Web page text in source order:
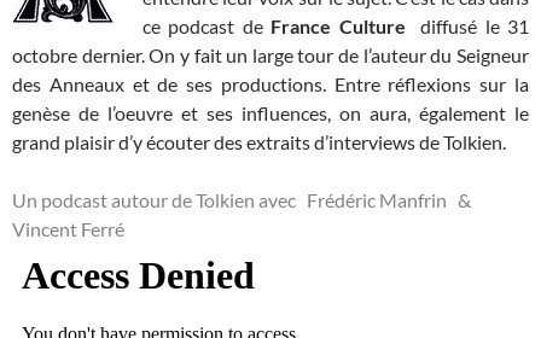
ce podcast de France Culture diffusé le 31
octobre dernier. On y fait un large tour de l’auteur du Seigneur
des Anneaux et de ses productions. Entre réflexions sur la
genèse de l’oeuvre et ses influences, on aura, également le
grand plaisir d’y écouter des extraits d’interviews de Tolkien.
Un podcast autour de Tolkien avec Frédéric Manfrin &
Vincent Ferré